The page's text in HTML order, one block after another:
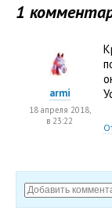
1
armi
18 апреля 2018,
в 23:22